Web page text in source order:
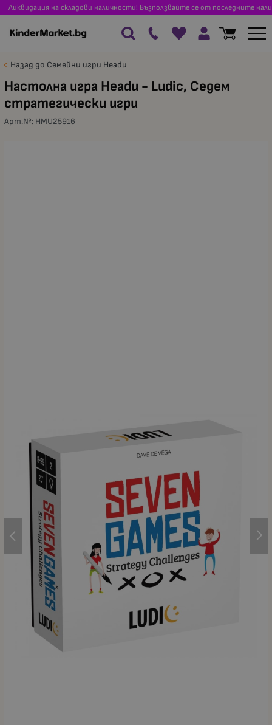
Ликвидация на складови наличности! Възползвайте се от последните
Назад до Семейни игри Headu
Настолна игра Headu - Ludic, Седем
стратегически игри
Арт.№: HMU25916